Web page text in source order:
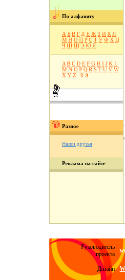
По алфавиту
А Б В Г Д Е Ж З И К Л
М Н О П Р С Т У Ф Х Ц
Ч Ш Щ Э Ю Я
A B C D E F G H I J K L
M N O P Q R S T U V W
X Y Z 0-9
Разное
Наши друзья
Реклама на сайте
Руководитель
проекта
Дизайн